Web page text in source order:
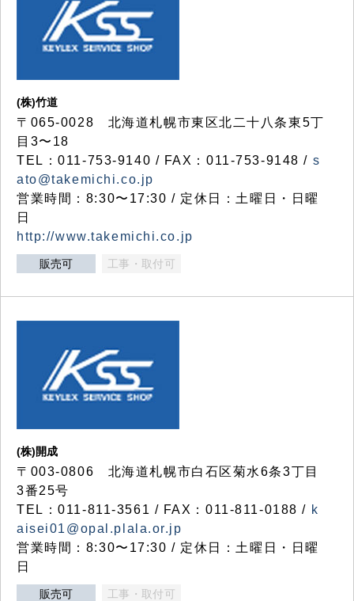
(株)竹道
〒065-0028 北海道札幌市東区北二十八条東5丁
目3〜18
TEL：011-753-9140 / FAX：011-753-9148 / s
ato@takemichi.co.jp
営業時間：8:30〜17:30 / 定休日：土曜日・日曜
日
http://www.takemichi.co.jp
販売可 工事・取付可
(株)開成
〒003-0806 北海道札幌市白石区菊水6条3丁目
3番25号
TEL：011-811-3561 / FAX：011-811-0188 / k
aisei01@opal.plala.or.jp
営業時間：8:30〜17:30 / 定休日：土曜日・日曜
日
販売可 工事・取付可